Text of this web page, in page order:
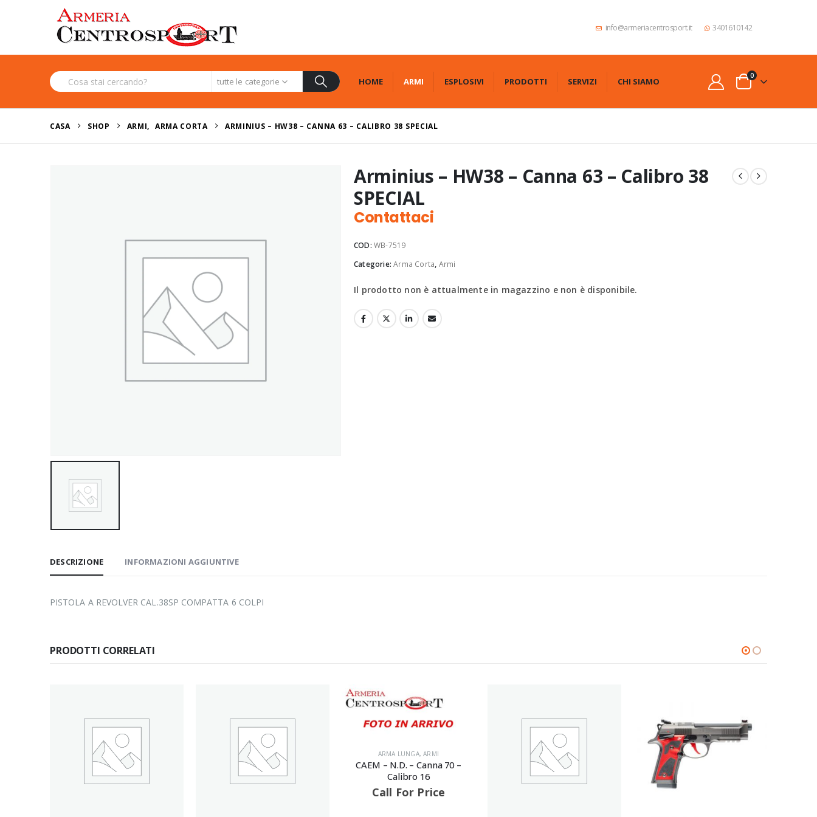
info@armeriacentrosport.it 3401610142
tutte le categorie HOME ARMI ESPLOSIVI PRODOTTI SERVIZI CHI SIAMO
0
CASA SHOP ARMI, ARMA CORTA ARMINIUS – HW38 – CANNA 63 – CALIBRO 38 SPECIAL
Arminius – HW38 – Canna 63 – Calibro 38
SPECIAL
Contattaci
COD: WB-7519
Categorie:Arma Corta, Armi
Il prodotto non è attualmente in magazzino e non è disponibile.
DESCRIZIONE INFORMAZIONI AGGIUNTIVE
PISTOLA A REVOLVER CAL.38SP COMPATTA 6 COLPI
PRODOTTI CORRELATI
ARMA LUNGA,ARMI
CAEM – N.D. – Canna 70 –
Calibro 16
Call For Price